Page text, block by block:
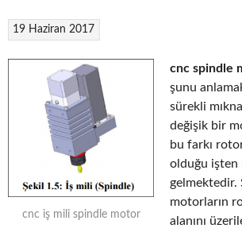
19 Haziran 2017
cnc iş mili spindle motor
cnc spindle
şunu
sürekli
değişik bir
bu farkı
olduğu işten
gelmektedir.
motorların
alanını